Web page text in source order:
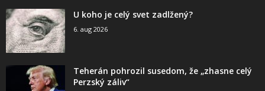
U koho je celý svet zadlžený?
6. aug 2026
Teherán pohrozil susedom, že „zhasne celý
Perzský záliv“